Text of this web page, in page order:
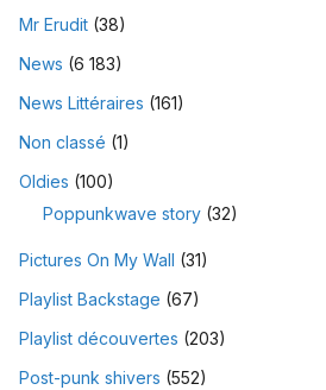
Mr Erudit (38)
News (6 183)
News Littéraires (161)
Non classé (1)
Oldies (100)
Poppunkwave story (32)
Pictures On My Wall (31)
Playlist Backstage (67)
Playlist découvertes (203)
Post-punk shivers (552)